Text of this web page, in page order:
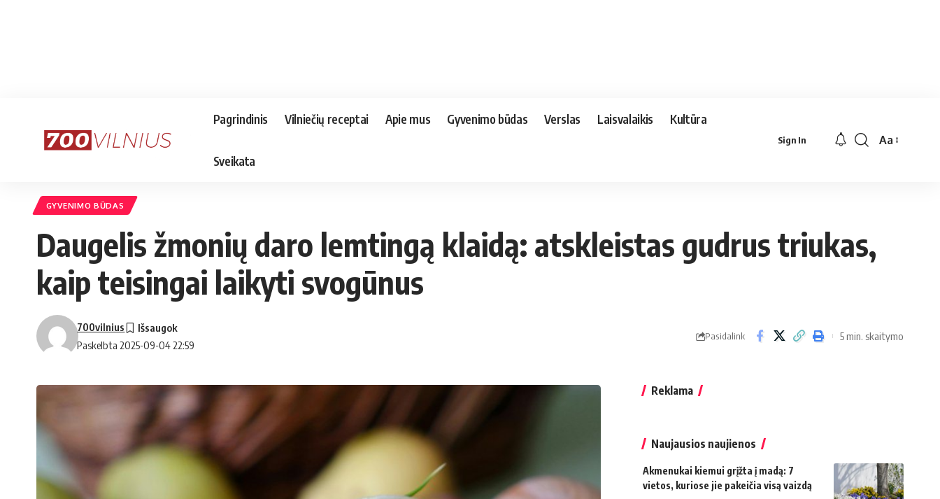
Pagrindinis Vilniečių receptai Apie mus Gyvenimo būdas Verslas Laisvalaikis Kultūra
Sveikata
Sign In
Font
Aa
GYVENIMO BŪDAS
Daugelis žmonių daro lemtingą klaidą: atskleistas gudrus triukas,
kaip teisingai laikyti svogūnus
Paskelbta 2025-09-04 22:59
700vilnius
Pasidalink 5 min. skaitymo
Reklama
Naujausios naujienos
Akmenukai kiemui grįžta į madą: 7
vietos, kuriose jie pakeičia visą vaizdą